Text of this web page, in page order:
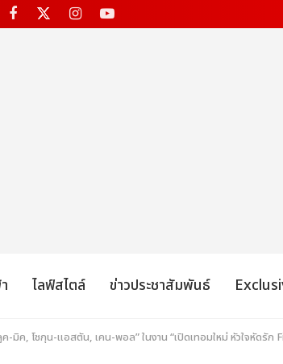
ไลฟ์สไตล์ ข่าวประชาสัมพันธ์
-มิค, โชกุน-แอสตัน, เคน-พอล” ในงาน “เปิดเทอมใหม่ หัวใจหัดรัก